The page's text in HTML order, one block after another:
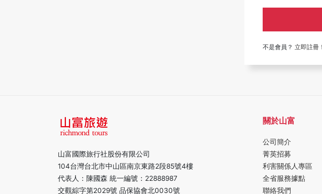
不是會員？ 立即註冊！
山富國際旅行社股份有限公司
104台灣台北市中山區南京東路2段85號4樓
代表人：陳國森 統一編號：22888987
交觀綜字第2029號 品保協會北0030號
關於山富
公司簡介
菁英招募
利害關係人專區
全省服務據點
聯絡我們